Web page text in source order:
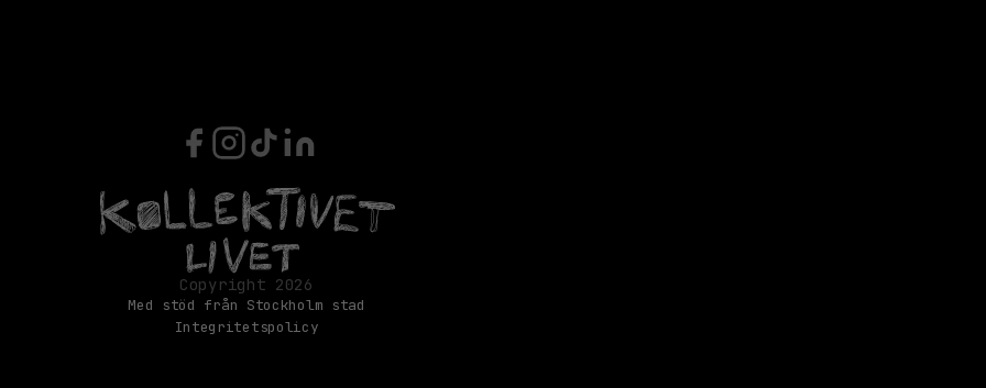
Med stöd från Stockholm stad
Integritetspolicy